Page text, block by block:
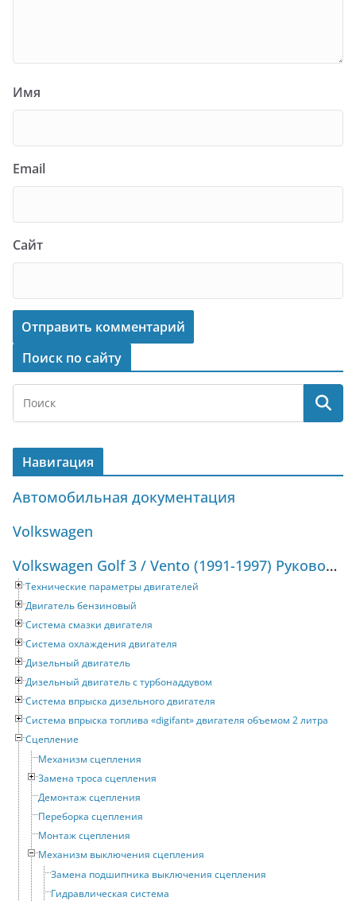
Имя
Email
Сайт
Поиск по сайту
Навигация
Автомобильная документация
Volkswagen
Volkswagen Golf 3 / Vento (1991-1997) Руководство по ремонту и техническому обслуживанию
Технические параметры двигателей
Двигатель бензиновый
Система смазки двигателя
Система охлаждения двигателя
Дизельный двигатель
Дизельный двигатель с турбонаддувом
Система впрыска дизельного двигателя
Система впрыска топлива «digifant» двигателя объемом 2 литра
Сцепление
Механизм сцепления
Замена троса сцепления
Демонтаж сцепления
Переборка сцепления
Монтаж сцепления
Механизм выключения сцепления
Замена подшипника выключения сцепления
Гидравлическая система